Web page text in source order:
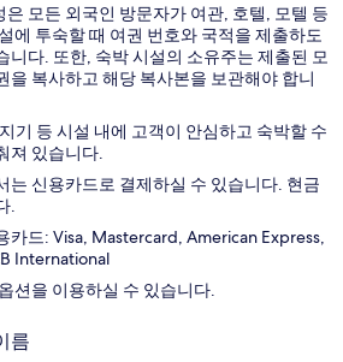
은 모든 외국인 방문자가 여관, 호텔, 모텔 등
에 투숙할 때 여권 번호와 국적을 제출하도
니다. 또한, 숙박 시설의 소유주는 제출된 모
을 복사하고 해당 복사본을 보관해야 합니
기 등 시설 내에 고객이 안심하고 숙박할 수
져 있습니다.
는 신용카드로 결제하실 수 있습니다. 현금
.
카드: Visa, Mastercard, American Express,
International
션을 이용하실 수 있습니다.
름